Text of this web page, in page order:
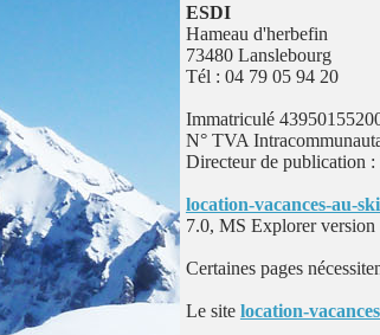
ESDI
Hameau d'herbefin
73480 Lanslebourg
Tél : 04 79 05 94 20
Immatriculé
N° TVA
Directeur de publication
location-vacances-au-
7.0, MS Explorer version
Certaines pages
Le site location-